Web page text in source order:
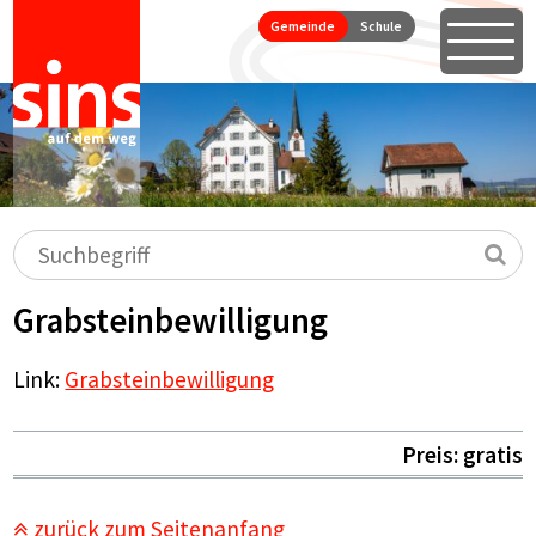
Direkt zum Inhalt springen
Hauptnavigation
Gemeinde Schule
Suchbegriff
Grabsteinbewilligung
Link: Grabsteinbewilligung
Preis: gratis
zurück zum Seitenanfang